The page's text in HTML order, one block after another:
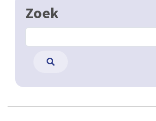
Zoek